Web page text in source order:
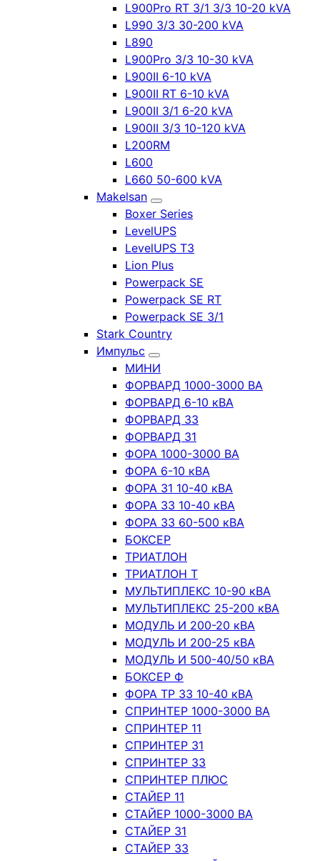
L900Pro RT 3/1 3/3 10-20 kVA
L990 3/3 30-200 kVA
L890
L900Pro 3/3 10-30 kVA
L900II 6-10 kVA
L900II RT 6-10 kVA
L900II 3/1 6-20 kVA
L900II 3/3 10-120 kVA
L200RM
L600
L660 50-600 kVA
Makelsan
Boxer Series
LevelUPS
LevelUPS T3
Lion Plus
Powerpack SE
Powerpack SE RT
Powerpack SE 3/1
Stark Country
Импульс
МИНИ
ФОРВАРД 1000-3000 ВА
ФОРВАРД 6-10 кВА
ФОРВАРД 33
ФОРВАРД 31
ФОРА 1000-3000 ВА
ФОРА 6-10 кВА
ФОРА 31 10-40 кВА
ФОРА 33 10-40 кВА
ФОРА 33 60-500 кВА
БОКСЕР
ТРИАТЛОН
ТРИАТЛОН Т
МУЛЬТИПЛЕКС 10-90 кВА
МУЛЬТИПЛЕКС 25-200 кВА
МОДУЛЬ И 200-20 кВА
МОДУЛЬ И 200-25 кВА
МОДУЛЬ И 500-40/50 кВА
БОКСЕР Ф
ФОРА ТР 33 10-40 кВА
СПРИНТЕР 1000-3000 ВА
СПРИНТЕР 11
СПРИНТЕР 31
СПРИНТЕР 33
СПРИНТЕР ПЛЮС
СТАЙЕР 11
СТАЙЕР 1000-3000 ВА
СТАЙЕР 31
СТАЙЕР 33